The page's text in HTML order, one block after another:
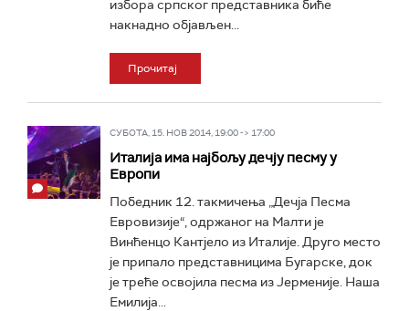
избора српског представника биће
накнадно објављен...
Прочитај
СУБОТА, 15. НОВ 2014, 19:00 -> 17:00
Италија има најбољу дечју песму у
Европи
Победник 12. такмичења „Дечја Песма
Евровизије“, одржаног на Малти је
Винћенцо Кантјело из Италије. Друго место
је припало представницима Бугарске, док
је треће освојила песма из Јерменије. Наша
Емилија...